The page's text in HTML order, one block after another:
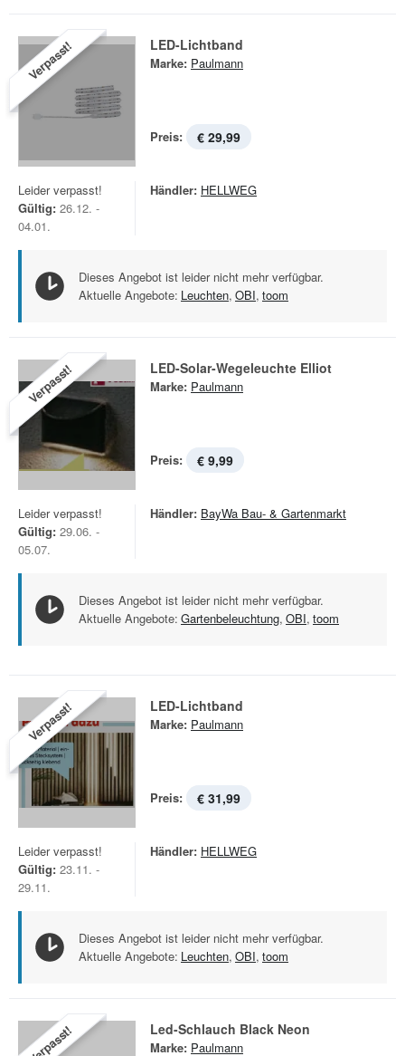
Verpasst! LED-Lichtband
Marke: Paulmann
Preis: € 29,99
Leider verpasst!
Gültig: 26.12. -
04.01.
Händler: HELLWEG
Dieses Angebot ist leider nicht mehr verfügbar.
Aktuelle Angebote: Leuchten, OBI, toom
Verpasst! LED-Solar-Wegeleuchte Elliot
Marke: Paulmann
Preis: € 9,99
Leider verpasst!
Gültig: 29.06. -
05.07.
Händler: BayWa Bau- & Gartenmarkt
Dieses Angebot ist leider nicht mehr verfügbar.
Aktuelle Angebote: Gartenbeleuchtung, OBI, toom
Verpasst! LED-Lichtband
Marke: Paulmann
Preis: € 31,99
Leider verpasst!
Gültig: 23.11. -
29.11.
Händler: HELLWEG
Dieses Angebot ist leider nicht mehr verfügbar.
Aktuelle Angebote: Leuchten, OBI, toom
Verpasst! Led-Schlauch Black Neon
Marke: Paulmann